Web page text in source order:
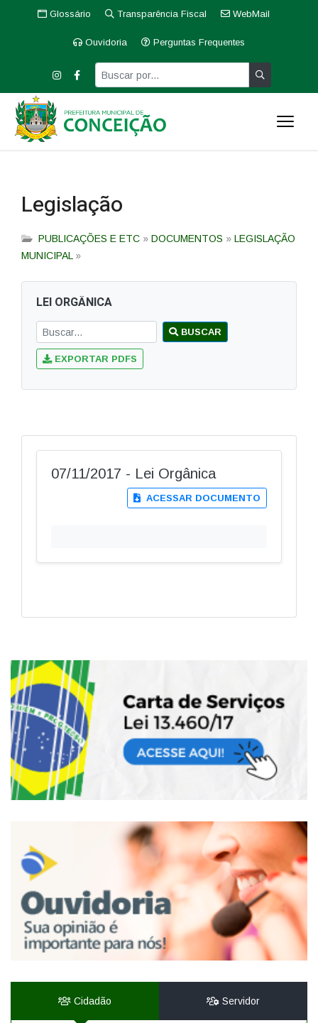
Glossário Transparência Fiscal WebMail
Ouvidoria Perguntas Frequentes
Legislação
PUBLICAÇÕES E ETC » DOCUMENTOS » LEGISLAÇÃO
MUNICIPAL »
LEI ORGÂNICA
BUSCAR
EXPORTAR PDFS
07/11/2017 - Lei Orgânica
ACESSAR DOCUMENTO
Cidadão Servidor